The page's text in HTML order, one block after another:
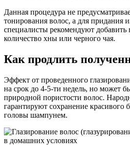
Данная процедура не
тонирования волос, а для придания
специалисты рекомендуют добавить
количество хны или черного чая.
Как продлить
Эффект от проведенного
на срок до 4-5-ти недель, но может
природной пористости волос.
гарантируют сохранение красивого
головы шампунем.